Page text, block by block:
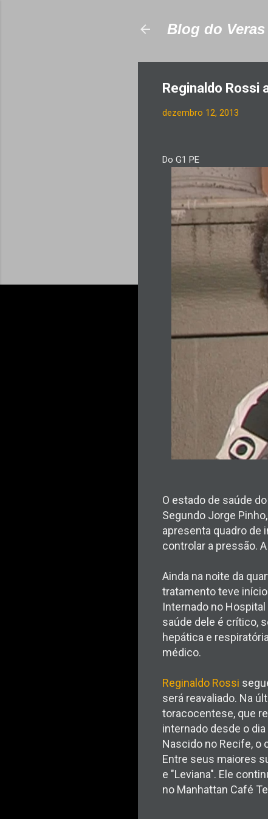
Blog do
Reginaldo Rossi
dezembro 12, 2013
Do G1 PE
O estado de saúde
Segundo Jorge
apresenta quadro de
controlar a pressão.
Ainda na noite da
tratamento teve
Internado no
saúde dele é crítico,
hepática e
médico.
Reginaldo Rossi
será reavaliado. Na
toracocentese, que
internado desde o
Nascido no Recife, o
Entre seus maiores
e "Leviana". Ele
no Manhattan Café